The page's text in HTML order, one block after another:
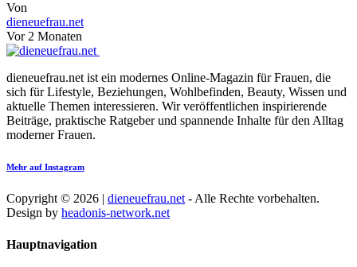
Von
dieneuefrau.net
Vor 2 Monaten
dieneuefrau.net ist ein modernes Online-Magazin für Frauen, die
sich für Lifestyle, Beziehungen, Wohlbefinden, Beauty, Wissen und
aktuelle Themen interessieren. Wir veröffentlichen inspirierende
Beiträge, praktische Ratgeber und spannende Inhalte für den Alltag
moderner Frauen.
Mehr auf Instagram
Copyright © 2026 | dieneuefrau.net - Alle Rechte vorbehalten.
Design by headonis-network.net
Hauptnavigation